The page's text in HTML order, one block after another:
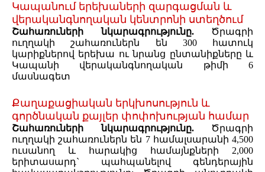
Կապանում երեխաների զարգացման և
վերականգնողական կենտրոնի ստեղծում
Շահառուների նկարագրությունը.Ծրագրի
ուղղակի շահառուներն են 300 հատուկ
կարիքներով երեխա ու նրանց ընտանիքները և
Կապանի վերականգնողական թիմի 6
մասնագետ
Քաղաքացիական երկխոսություն և
գործնական քայլեր փոփոխության համար
Շահառուների նկարագրությունը.
Ծրագրի
ուղղակի շահառուներն են 7 համալսարանի 4,500
ուսանող և հարակից համայնքների 2,000
երիտասարդ` պահպանելով գենդերային